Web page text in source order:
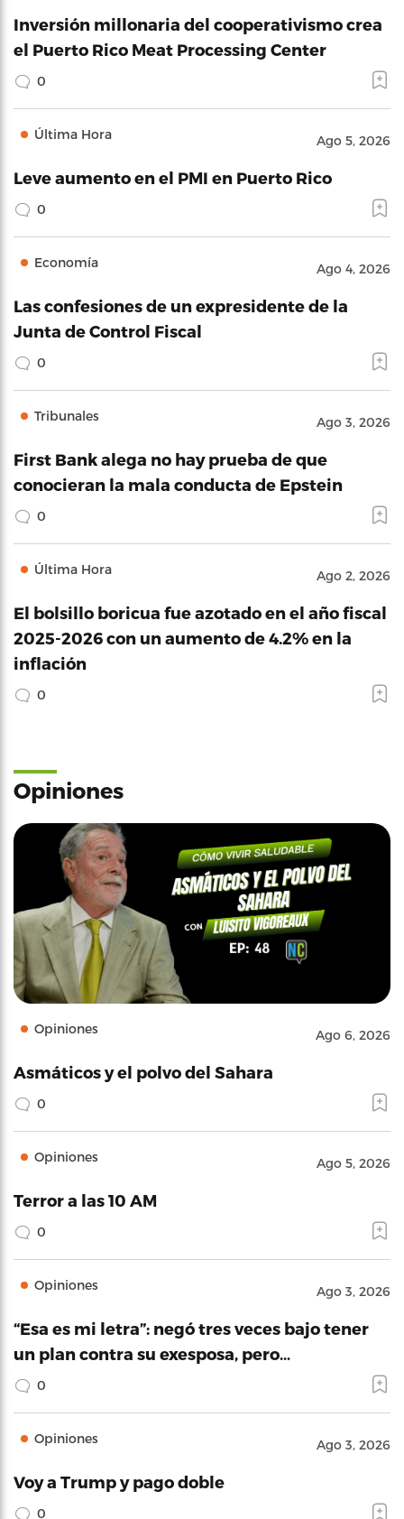
Inversión millonaria del cooperativismo crea
el Puerto Rico Meat Processing Center
0
Última Hora Ago 5, 2026
Leve aumento en el PMI en Puerto Rico
0
Economía Ago 4, 2026
Las confesiones de un expresidente de la
Junta de Control Fiscal
0
Tribunales Ago 3, 2026
First Bank alega no hay prueba de que
conocieran la mala conducta de Epstein
0
Última Hora Ago 2, 2026
El bolsillo boricua fue azotado en el año fiscal
2025-2026 con un aumento de 4.2% en la
inflación
0
Opiniones
Opiniones Ago 6, 2026
Asmáticos y el polvo del Sahara
0
Opiniones Ago 5, 2026
Terror a las 10 AM
0
Opiniones Ago 3, 2026
“Esa es mi letra”: negó tres veces bajo tener
un plan contra su exesposa, pero…
0
Opiniones Ago 3, 2026
Voy a Trump y pago doble
0